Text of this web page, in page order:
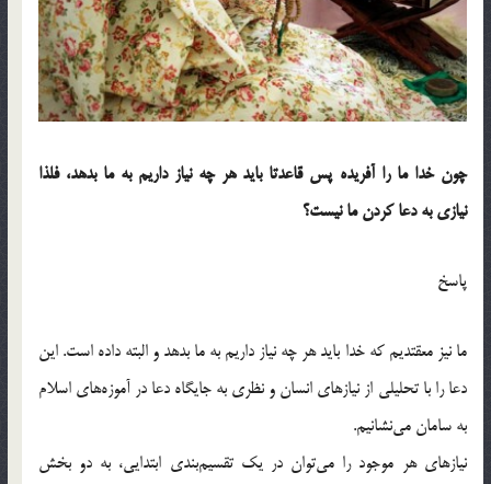
چون خدا ما را آفريده پس قاعدتا بايد هر چه نياز داريم به ما بدهد، فلذا
نيازي به دعا کردن ما نيست؟
پاسخ
ما نيز معقتديم كه خدا بايد هر چه نياز داريم به ما بدهد و البته داده است. اين
دعا را با تحليلي از نيازهاي انسان و نظري به جايگاه دعا در آموزه‌هاي اسلام
به سامان مي‌نشانيم.
نيازهاي هر موجود را مي‌توان در يك تقسيم‌بندي ابتدايي، به دو بخش